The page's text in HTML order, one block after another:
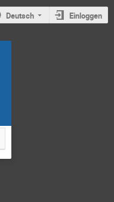
Deutsch Einloggen